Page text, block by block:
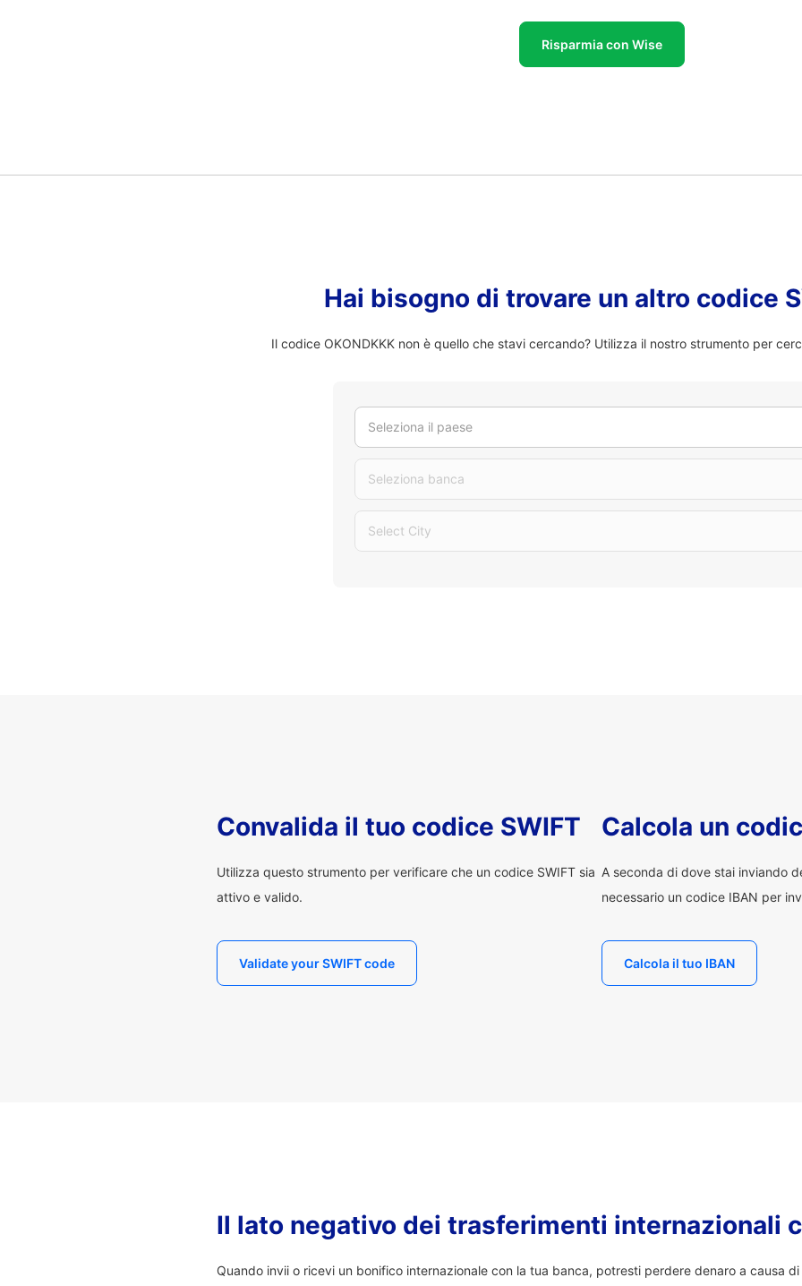
Risparmia con Wise
Hai bisogno di trovare un altro codice
Il codice OKONDKKK non è quello che stavi cercando? Utilizza il nostro strumento per
Seleziona il paese
Seleziona banca
Select City
Convalida il tuo codice SWIFT
Utilizza questo strumento per verificare che un codice SWIFT sia
attivo e valido.
Validate your SWIFT code
Calcola un
A seconda di dove stai inviando
necessario un codice IBAN per
Calcola il tuo IBAN
Il lato negativo dei trasferimenti internazionali
Quando invii o ricevi un bonifico internazionale con la tua banca, potresti perdere denaro a causa